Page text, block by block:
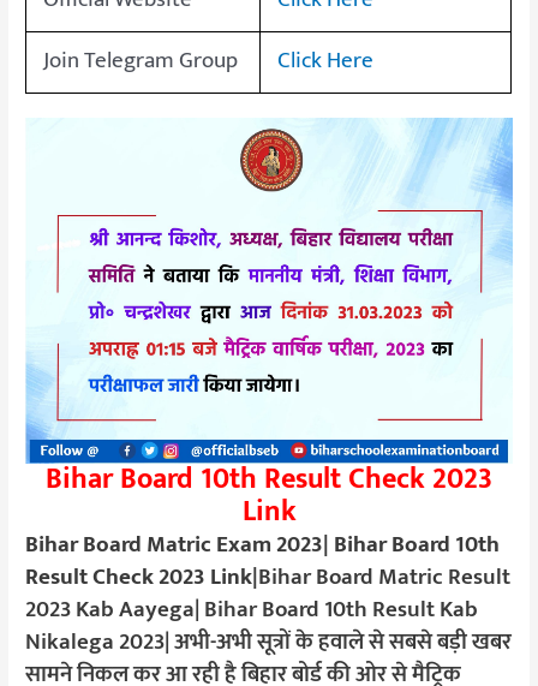
Join Telegram Group
Click Here
Bihar Board 10th Result Check 2023
Link
Bihar Board Matric Exam 2023| Bihar Board 10th
Result Check 2023 Link|Bihar Board Matric Result
2023 Kab Aayega| Bihar Board 10th Result Kab
Nikalega 2023| अभी-अभी सूत्रों के हवाले से सबसे बड़ी खबर
सामने निकल कर आ रही है बिहार बोर्ड की ओर से मैट्रिक